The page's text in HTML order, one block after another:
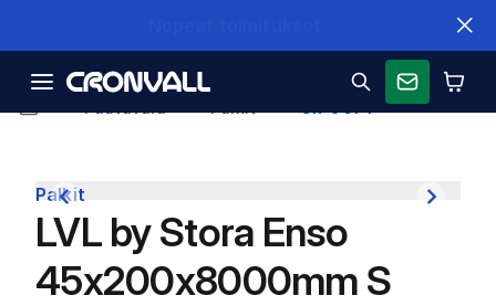
Palkit
LVL by Stora Enso
45x200x8000mm S